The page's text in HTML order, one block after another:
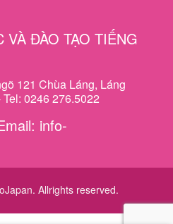
VÀ ĐÀO TẠO TIẾNG
121 Chùa Láng, Láng
0246 276.5022
info-
Allrights reserved.